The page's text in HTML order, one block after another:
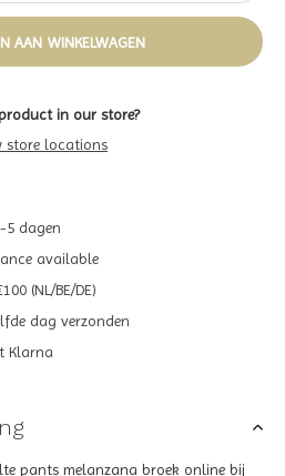
AAN WINKELWAGEN
in our store?
store locations
5 dagen
available
(NL/BE/DE)
dag verzonden
Klarna
pants melanzana broek online bij